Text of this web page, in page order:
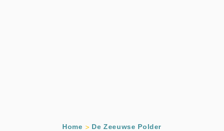
Home De Zeeuwse Polder